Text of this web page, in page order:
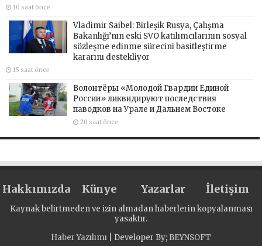
10 saat önce
Vladimir Saibel: Birleşik Rusya, Çalışma
Bakanlığı’nın eski SVO katılımcılarının sosyal
sözleşme edinme sürecini basitleştirme
kararını destekliyor
15 saat önce
Волонтёры «Молодой Гвардии Единой
России» ликвидируют последствия
паводков на Урале и Дальнем Востоке
20 saat önce
Hakkımızda Künye Yazarlar İletişim
Kaynak belirtmeden ve izin almadan haberlerin kopyalanması
yasaktır.
Haber Yazılımı | Developer By; BEYNSOFT